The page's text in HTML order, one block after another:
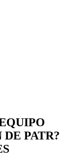
PATR?